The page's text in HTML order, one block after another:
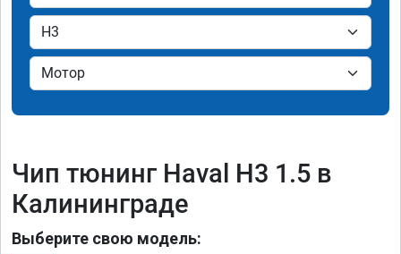
Чип тюнинг Haval H3 1.5 в
Калининграде
Выберите свою модель: